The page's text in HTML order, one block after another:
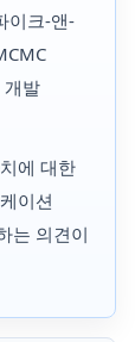
이크-앤-
발
에 대한
이션
는 의견이